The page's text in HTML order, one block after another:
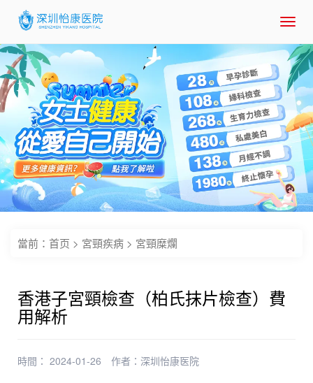
當前： 首页 > 宮頸疾病 > 宮頸糜爛
香港子宮頸檢查（柏氏抹片檢查）費
用解析
時間： 2024-01-26 作者： 深圳怡康医院